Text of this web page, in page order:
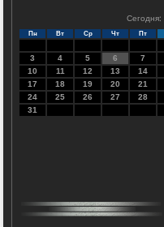
Сегодня:
Пн Вт Ср Чт Пт
3
4 5 6 7
10
11 12 13 14
17
18 19 20 21
24
25 26 27 28
31